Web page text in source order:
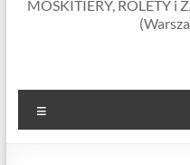
okienne |
ramkowe i
drzwiowe
MOSKITIERY, ROLETY i